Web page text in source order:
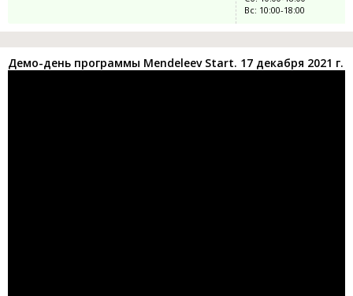
Вс: 10:00-18:00
Демо-день программы Mendeleev Start. 17 декабря 2021 г.